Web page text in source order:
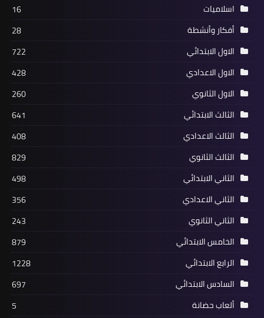
اسلاميات
16
أفكار وأنشطة
28
الاول الابتدائي
722
الاول الاعدادي
428
الاول الثانوي
260
الثالث الابتدائي
641
الثالث الاعدادي
408
الثالث الثانوي
829
الثاني الابتدائي
498
الثاني الاعدادي
356
الثاني الثانوي
243
الخامس الابتدائي
879
الرابع الابتدائي
1228
السادس الابتدائي
697
ألعاب حضانة
5